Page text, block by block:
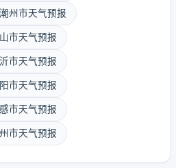
潮州市天气预报
市天气预报
市天气预报
市天气预报
市天气预报
市天气预报